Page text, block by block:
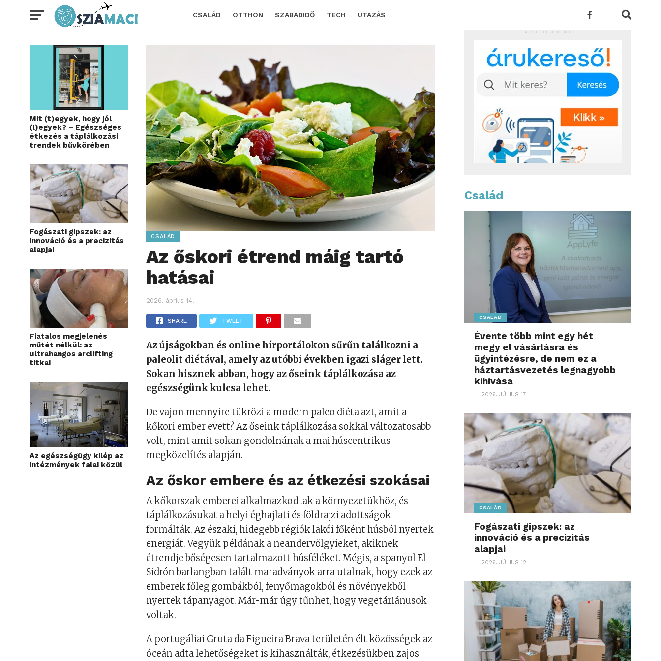
CSALÁD OTTHON SZABADIDŐ TECH UTAZÁS
Mit (t)egyek, hogy jól
(l)egyek? – Egészséges
étkezés a táplálkozási
trendek bűvkörében
Fogászati gipszek: az
innováció és a precizitás
alapjai
Fiatalos megjelenés
műtét nélkül: az
ultrahangos arclifting
titkai
Az egészségügy kilép az
intézmények falai közül
CSALÁD
Az őskori étrend máig tartó
hatásai
2026. április 14.
SHARE TWEET
Az újságokban és online hírportálokon sűrűn találkozni a
paleolit diétával, amely az utóbbi években igazi sláger lett.
Sokan hisznek abban, hogy az őseink táplálkozása az
egészségünk kulcsa lehet.
De vajon mennyire tükrözi a modern paleo diéta azt, amit a
kőkori ember evett? Az őseink táplálkozása sokkal változatosabb
volt, mint amit sokan gondolnának a mai húscentrikus
megközelítés alapján.
Az őskor embere és az étkezési szokásai
A kőkorszak emberei alkalmazkodtak a környezetükhöz, és
táplálkozásukat a helyi éghajlati és földrajzi adottságok
formálták. Az északi, hidegebb régiók lakói főként húsból nyertek
energiát. Vegyük példának a neandervölgyieket, akiknek
étrendje bőségesen tartalmazott húsféléket. Mégis, a spanyol El
Sidrón barlangban talált maradványok arra utalnak, hogy ezek az
emberek főleg gombákból, fenyőmagokból és növényekből
nyertek tápanyagot. Már-már úgy tűnhet, hogy vegetáriánusok
voltak.
A portugáliai Gruta da Figueira Brava területén élt közösségek az
óceán adta lehetőségeket is kihasználták, étkezésükben zajos
ADVERTISEMENT
Család
CSALÁD
Évente több mint egy hét
megy el vásárlásra és
ügyintézésre, de nem ez a
háztartásvezetés legnagyobb
kihívása
2026. JÚLIUS 17.
CSALÁD
Fogászati gipszek: az
innováció és a precizitás
alapjai
2026. JÚLIUS 12.